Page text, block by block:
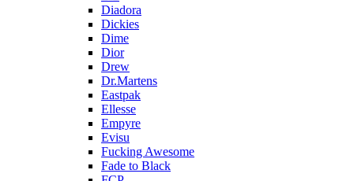
Diadora
Dickies
Dime
Dior
Drew
Dr.Martens
Eastpak
Ellesse
Empyre
Evisu
Fucking Awesome
Fade to Black